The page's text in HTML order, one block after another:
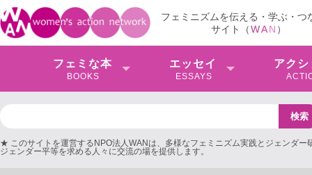
フェミニズムを伝える・学ぶ・つ
サイト（WAN ）
フェミな本
BOOKS
エッセイ
ESSAYS
アクシ
★ このサイトを運営するNPO法人WANは、多様なフェミニズム実践とジェンダー
ジェンダー平等を求める人々に交流の場を提供します。